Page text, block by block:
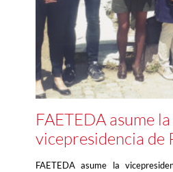
FAETEDA asume la
vicepresidencia de
FAETEDA asume la